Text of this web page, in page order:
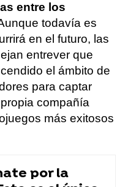
entre los
todavía es
en el futuro, las
entrever que
el ámbito de
para captar
compañía
más exitosos
por la